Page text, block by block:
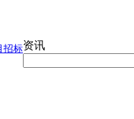
招标资讯